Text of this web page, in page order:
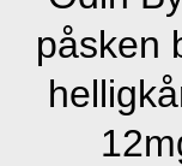
påsken